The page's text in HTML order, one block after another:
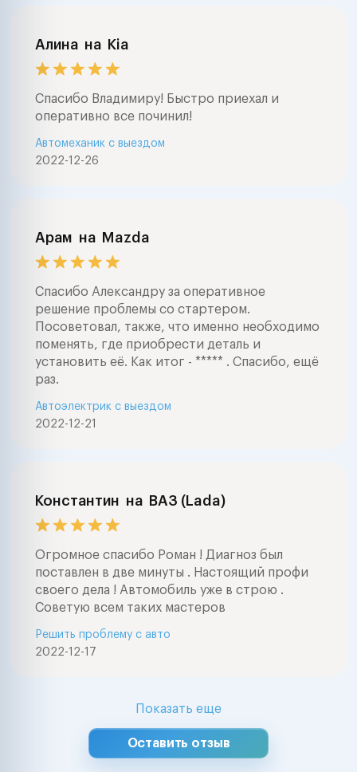
Алина на Kia
Спасибо Владимиру! Быстро приехал и
оперативно все починил!
2022-12-26
Автомеханик с выездом
Арам на Mazda
Спасибо Александру за оперативное
решение проблемы со стартером.
Посоветовал, также, что именно необходимо
поменять, где приобрести деталь и
установить её. Как итог - ***** . Спасибо, ещё
раз.
2022-12-21
Автоэлектрик с выездом
Константин на ВАЗ (Lada)
Огромное спасибо Роман ! Диагноз был
поставлен в две минуты . Настоящий профи
своего дела ! Автомобиль уже в строю .
Советую всем таких мастеров
2022-12-17
Решить проблему с авто
Показать еще
Оставить отзыв